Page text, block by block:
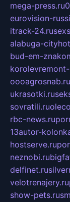
mega-press.ru
eurovision-
itrack-24.ru
alabuga-
bud-em-
oooagrosnab.ru
ukrasotki.ru
sovratili.ru
rbc-news.ru
13autor-
hostserve.ru
neznobi.ru
delfinet.ru
velotrenajery.ru
show-pets.ru